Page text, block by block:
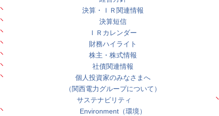
決算・ＩＲ関連情報
決算短信
ＩＲカレンダー
財務ハイライト
株主・株式情報
社債関連情報
個人投資家のみなさまへ
（関西電力グループについて）
サステナビリティ
Environment（環境）